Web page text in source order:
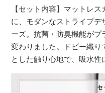
【セット内容】マットレ
に、モダンなストライプデ
ーズ。抗菌・防臭機能が
変わりました。ドビー織り
とした触り心地で、吸水性